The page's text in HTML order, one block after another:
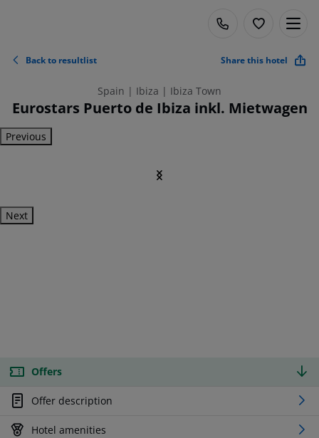
Back to resultlist Share this hotel
Spain | Ibiza | Ibiza Town
Eurostars Puerto de Ibiza inkl. Mietwagen
Previous
Next
Offers
Offer description
Hotel amenities